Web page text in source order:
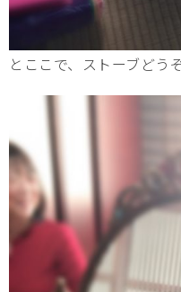
とここで、ストーブどう